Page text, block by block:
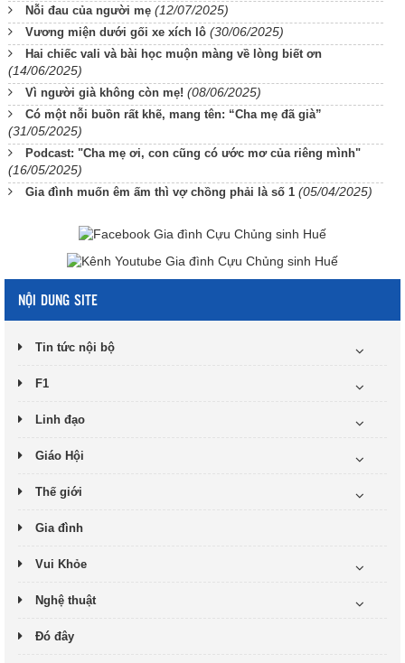
Nỗi đau của người mẹ (12/07/2025)
Vương miện dưới gối xe xích lô (30/06/2025)
Hai chiếc vali và bài học muộn màng về lòng biết ơn
(14/06/2025)
Vì người già không còn mẹ! (08/06/2025)
Có một nỗi buồn rất khẽ, mang tên: “Cha mẹ đã già”
(31/05/2025)
Podcast: "Cha mẹ ơi, con cũng có ước mơ của riêng mình"
(16/05/2025)
Gia đình muốn êm ấm thì vợ chồng phải là số 1 (05/04/2025)
NỘI DUNG SITE
Tin tức nội bộ
F1
Linh đạo
Giáo Hội
Thế giới
Gia đình
Vui Khỏe
Nghệ thuật
Đó đây